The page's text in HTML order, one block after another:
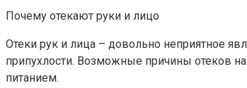
Почему отекают руки и лицо
Отеки рук и лица – довольно неприятное
припухлости. Возможные причины отеков
питанием.